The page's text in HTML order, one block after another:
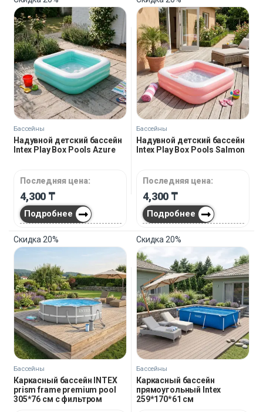
Бассейны
Надувной детский бассейн
Intex Play Box Pools Azure
Последняя цена:
4,300 ₸
Подробнее
Бассейны
Надувной детский бассейн
Intex Play Box Pools Salmon
Последняя цена:
4,300 ₸
Подробнее
Скидка 20%
Бассейны
Каркасный бассейн INTEX
prism frame premium pool
305*76 см с фильтром
Скидка 20%
Бассейны
Каркасный бассейн
прямоугольный Intex
259*170*61 см